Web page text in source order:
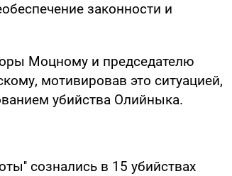
законности и
Моцному и председателю
мотивировав это ситуацией,
убийства Олийныка.
сознались в 15 убийствах